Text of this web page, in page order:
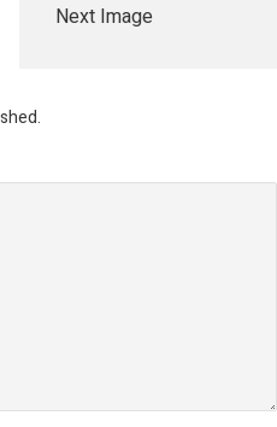
Next Image